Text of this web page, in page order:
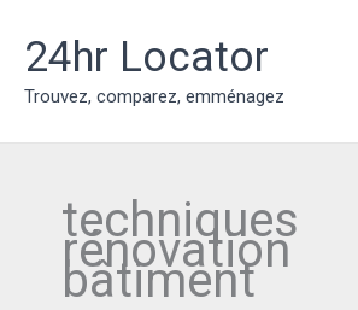
contenu
24hr Locator
Trouvez, comparez, emménagez
techniques
rénovation
bâtiment